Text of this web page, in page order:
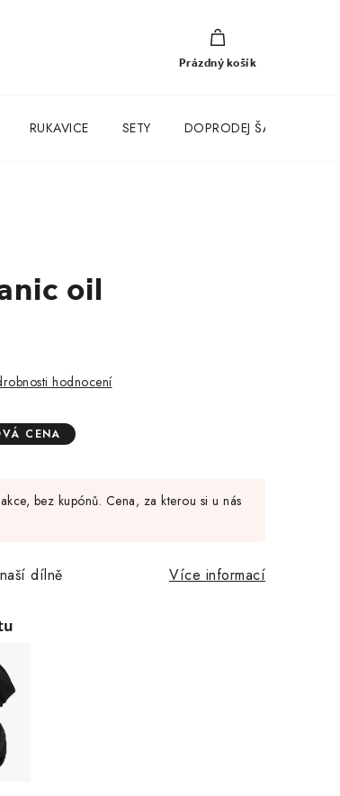
NÁKUPNÍ
KOŠÍK
Prázdný košík
RUKAVICE SETY DOPRODEJ ŠATŮ
oil
hodnocení
CENA
Měrná
bez kupónů. Cena, za kterou si u nás
dílně Více informací